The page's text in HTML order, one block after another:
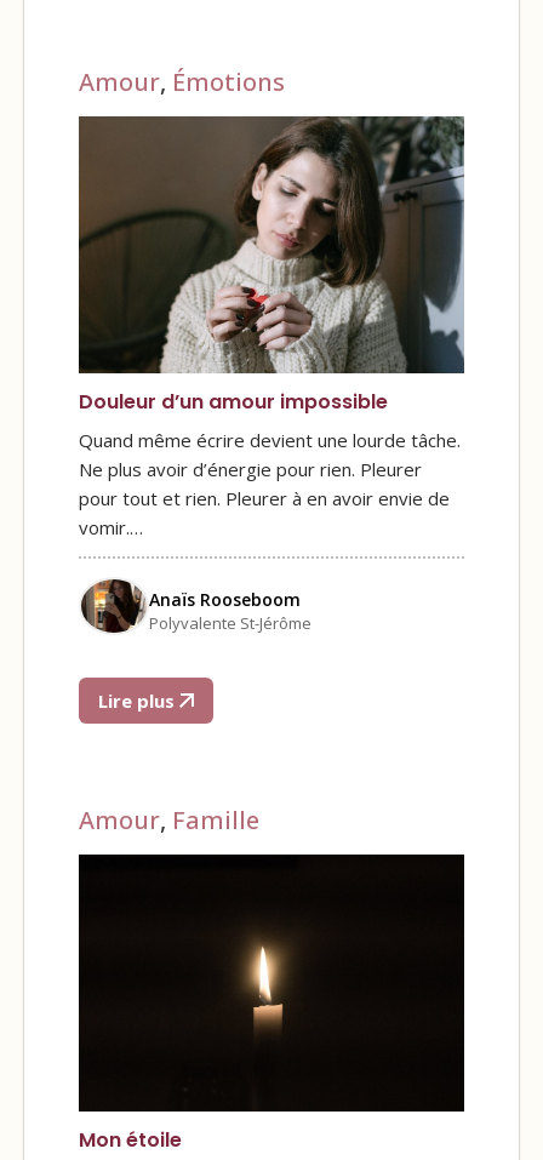
Amour, Émotions
Douleur d’un amour impossible
Quand même écrire devient une lourde tâche.
Ne plus avoir d’énergie pour rien. Pleurer
pour tout et rien. Pleurer à en avoir envie de
vomir.…
Anaïs Rooseboom
Polyvalente St-Jérôme
Lire plus
Amour, Famille
Mon étoile